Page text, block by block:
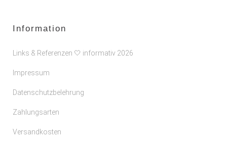
Information
Links & Referenzen 🤍 informativ 2026
Impressum
Datenschutzbelehrung
Zahlungsarten
Versandkosten